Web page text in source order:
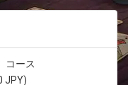
コース
JPY)